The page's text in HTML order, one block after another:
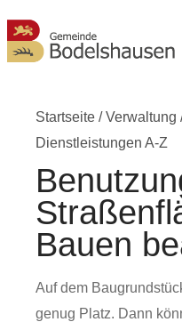
Startseite /Verwaltung
Dienstleistungen A-Z
Bauen
Auf dem
genug Platz. Dann